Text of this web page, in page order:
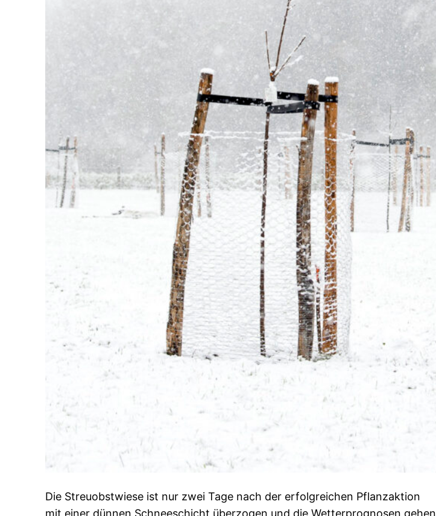
Die Streuobstwiese ist nur zwei Tage nach der erfolgreichen Pflanzaktion
mit einer dünnen Schneeschicht überzogen und die Wetterprognosen gehen